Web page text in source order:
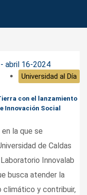
Universidad al Día
con el lanzamiento
Innovación Social
la que se
de Caldas
Innovalab
busca atender la
climático y contribuir,